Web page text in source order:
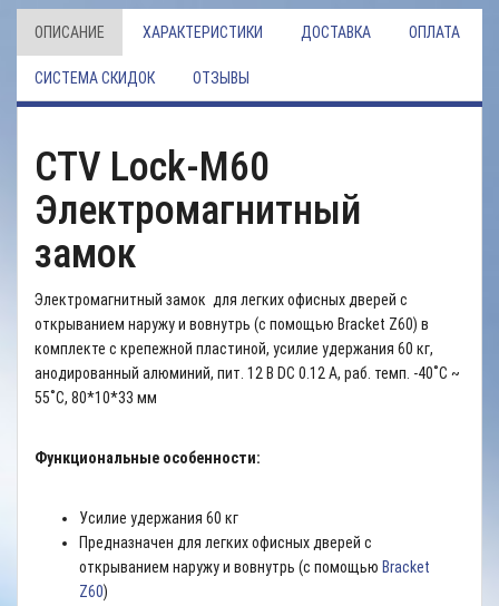
ОПИСАНИЕ ХАРАКТЕРИСТИКИ ДОСТАВКА ОПЛАТА
СИСТЕМА СКИДОК ОТЗЫВЫ
CTV Lock-M60
Электромагнитный
замок
Электромагнитный замок для легких офисных дверей с
открыванием наружу и вовнутрь (c помощью Bracket Z60) в
комплекте с крепежной пластиной, усилие удержания 60 кг,
анодированный алюминий, пит. 12 В DC 0.12 А, раб. темп. -40˚C ~
55˚C, 80*10*33 мм
Функциональные особенности:
Усилие удержания 60 кг
Предназначен для легких офисных дверей с
открыванием наружу и вовнутрь (c помощью Bracket
Z60)